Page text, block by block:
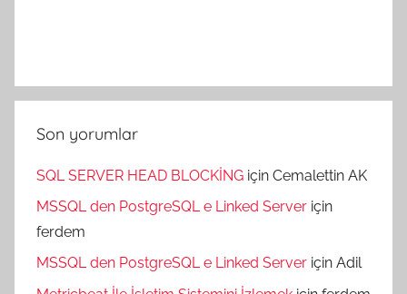
Son yorumlar
SQL SERVER HEAD BLOCKİNG için Cemalettin AK
MSSQL den PostgreSQL e Linked Server için
ferdem
MSSQL den PostgreSQL e Linked Server için Adil